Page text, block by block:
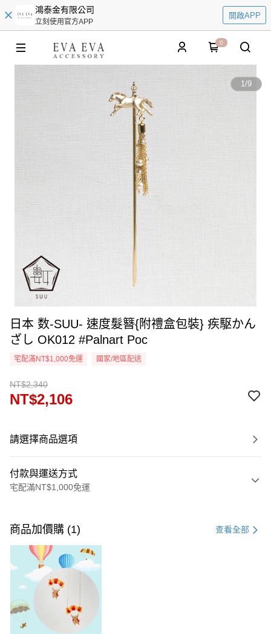
鴻泰金有限公司
立刻使用官方APP
開啟APP
0
1/9
日本 数-SUU- 速度髮簪{附禮盒包裝} 疾駆かん
ざし OK012 #Palnart Poc
宅配滿NT$1,000免運 國家/地區配送
NT$2,340
NT$2,106
請選擇商品選項
付款與運送方式
宅配滿NT$1,000免運
信用卡一次付款
LINE Pay
Apple Pay
Google Pay
商品加價購 (1) 查看全部